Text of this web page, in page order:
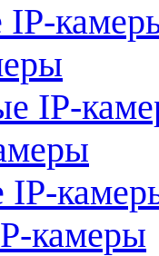
IP-
IP-
IP-
камеры